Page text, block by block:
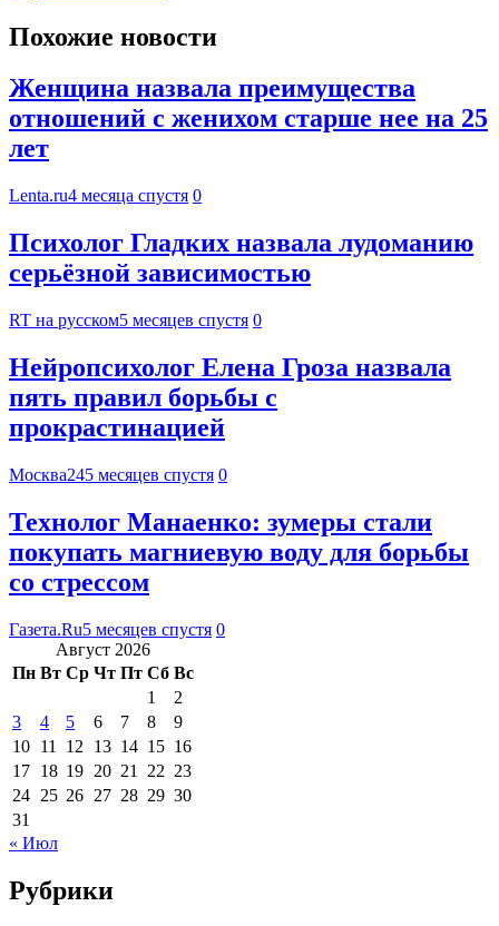
Похожие новости
Женщина назвала преимущества
отношений с женихом старше нее на 25
лет
Lenta.ru4 месяца спустя 0
Психолог Гладких назвала лудоманию
серьёзной зависимостью
RT на русском5 месяцев спустя 0
Нейропсихолог Елена Гроза назвала
пять правил борьбы с
прокрастинацией
Москва245 месяцев спустя 0
Технолог Манаенко: зумеры стали
покупать магниевую воду для борьбы
со стрессом
Газета.Ru5 месяцев спустя 0
Август 2026
Пн Вт Ср Чт Пт Сб Вс
1
2
3
4 5 6 7 8
9
10 11 12 13 14 15 16
17 18 19 20 21 22 23
24 25 26 27 28 29 30
31
« Июл
Рубрики